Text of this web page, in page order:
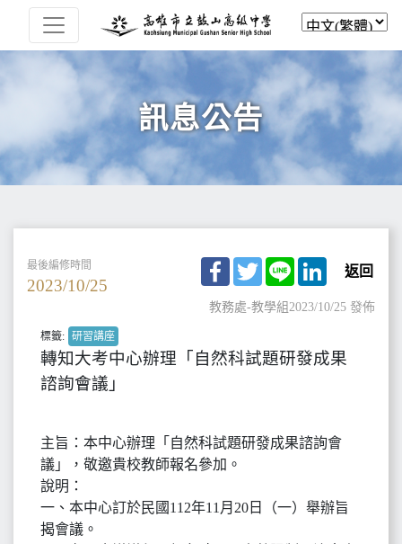
訊息公告
最後編修時間
2023/10/25
Facebook
TwitterLine LinkedIn
返回
教務處-教學組2023/10/25 發佈
標籤: 研習講座
轉知大考中心辦理「自然科試題研發成果
諮詢會議」
主旨：本中心辦理「自然科試題研發成果諮詢會
議」，敬邀貴校教師報名參加。
說明：
一、本中心訂於民國112年11月20日（一）舉辦旨
揭會議。